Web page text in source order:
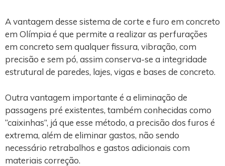
A vantagem desse sistema de corte e furo em concreto
em Olímpia é que permite a realizar as perfurações
em concreto sem qualquer fissura, vibração, com
precisão e sem pó, assim conserva-se a integridade
estrutural de paredes, lajes, vigas e bases de concreto.
Outra vantagem importante é a eliminação de
passagens pré existentes, também conhecidas como
“caixinhas”, já que esse método, a precisão dos furos é
extrema, além de eliminar gastos, não sendo
necessário retrabalhos e gastos adicionais com
materiais correção.